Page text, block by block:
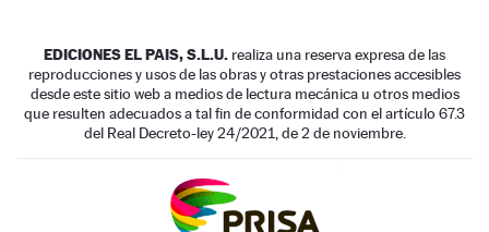
EDICIONES EL PAIS, S.L.U. realiza una reserva expresa de las
reproducciones y usos de las obras y otras prestaciones accesibles
desde este sitio web a medios de lectura mecánica u otros medios
que resulten adecuados a tal fin de conformidad con el artículo 67.3
del Real Decreto-ley 24/2021, de 2 de noviembre.